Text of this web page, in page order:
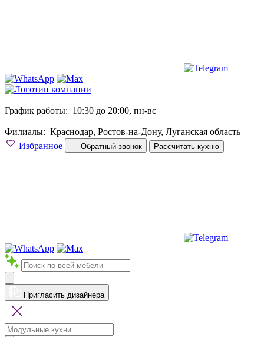
График работы: 10:30 до 20:00, пн-вс
Филиалы: Краснодар, Ростов-на-Дону, Луганская область
Избранное
Обратный звонок Рассчитать кухню
Пригласить дизайнера